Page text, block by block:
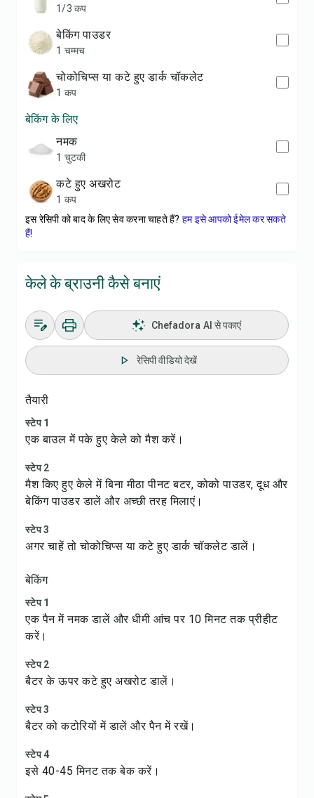
1/3 कप
बेकिंग पाउडर
1 चम्मच
चोकोचिप्स या कटे हुए डार्क चॉकलेट
1 कप
बेकिंग के लिए
नमक
1 चुटकी
कटे हुए अखरोट
1 कप
इस रेसिपी को बाद के लिए सेव करना चाहते हैं? हम इसे आपको ईमेल कर सकते
हैं!
केले के ब्राउनी कैसे बनाएं
Chefadora AI से पकाएं
रेसिपी वीडियो देखें
तैयारी
स्टेप 1
एक बाउल में पके हुए केले को मैश करें।
स्टेप 2
मैश किए हुए केले में बिना मीठा पीनट बटर, कोको पाउडर, दूध और
बेकिंग पाउडर डालें और अच्छी तरह मिलाएं।
स्टेप 3
अगर चाहें तो चोकोचिप्स या कटे हुए डार्क चॉकलेट डालें।
बेकिंग
स्टेप 1
एक पैन में नमक डालें और धीमी आंच पर 10 मिनट तक प्रीहीट
करें।
स्टेप 2
बैटर के ऊपर कटे हुए अखरोट डालें।
स्टेप 3
बैटर को कटोरियों में डालें और पैन में रखें।
स्टेप 4
इसे 40-45 मिनट तक बेक करें।